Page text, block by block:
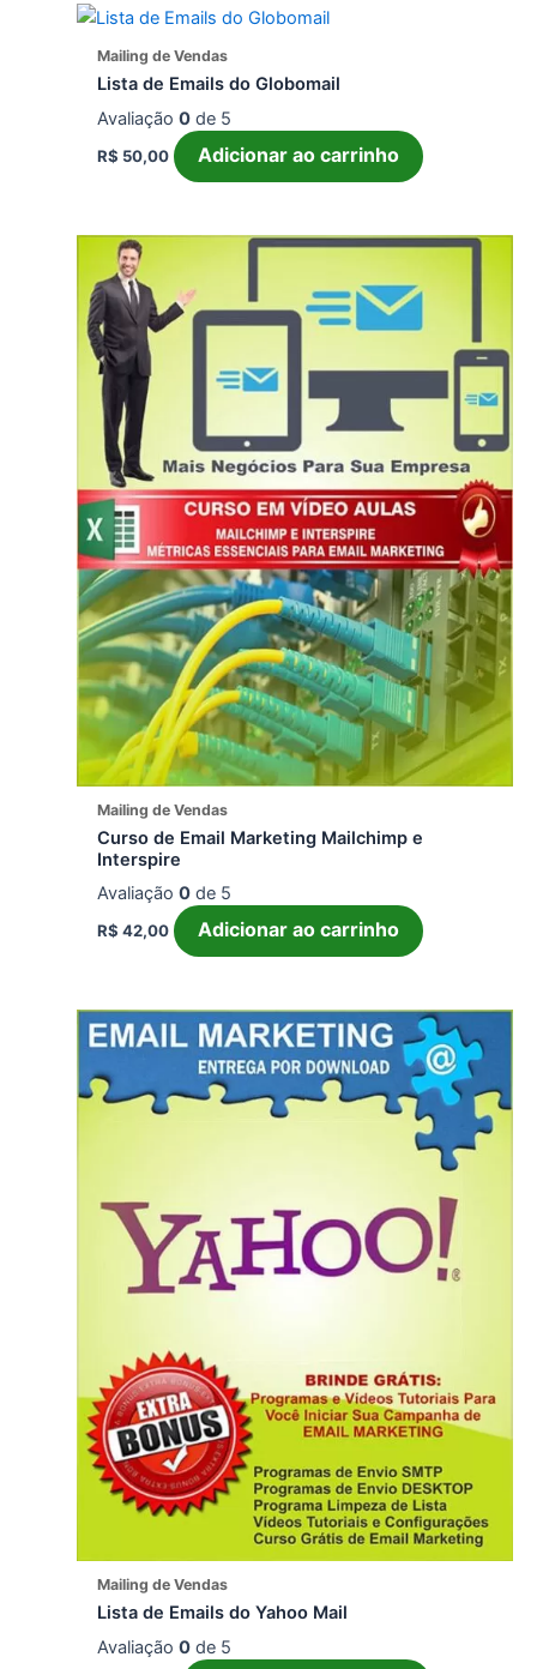
Mailing de Vendas
Lista de Emails do Globomail
Avaliação0 de 5
R$ 50,00 Adicionar ao carrinho
Mailing de Vendas
Curso de Email Marketing Mailchimp e
Interspire
Avaliação0 de 5
R$ 42,00 Adicionar ao carrinho
Mailing de Vendas
Lista de Emails do Yahoo Mail
Avaliação0 de 5